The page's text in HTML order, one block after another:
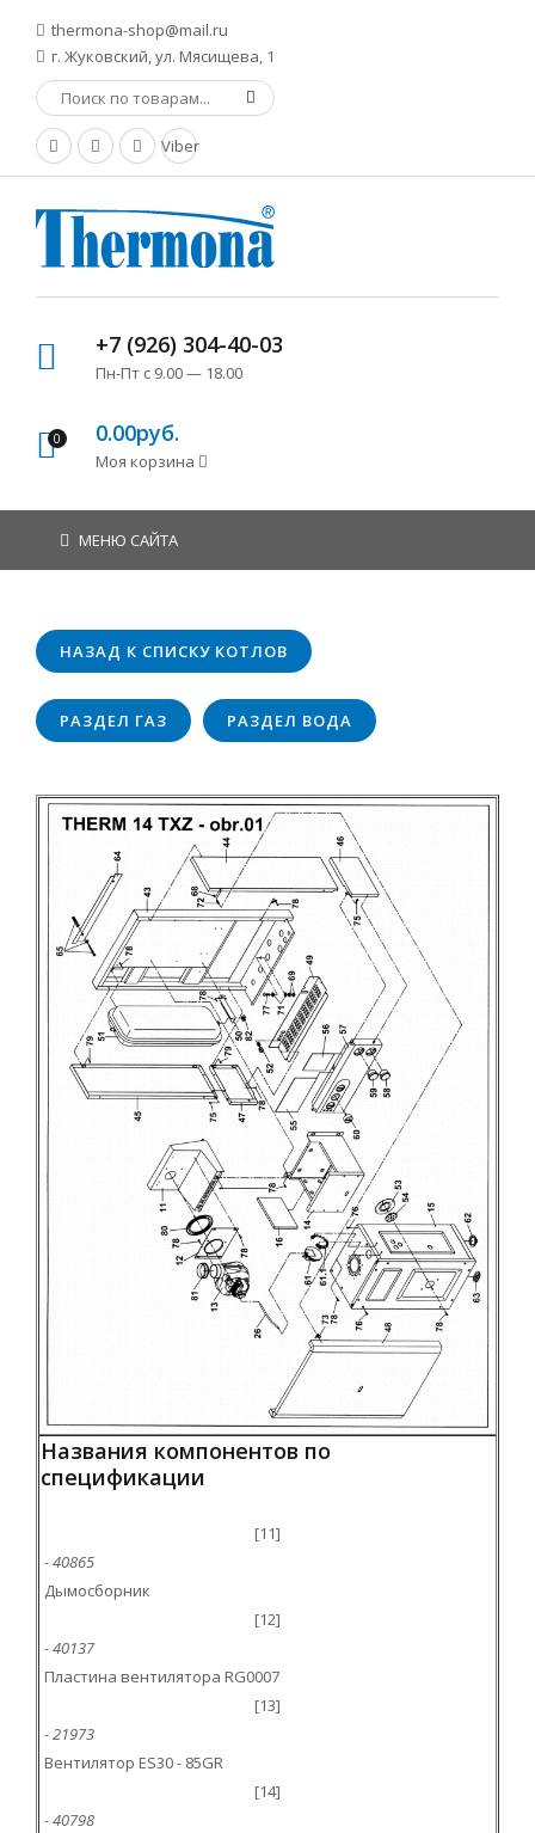
thermona-shop@mail.ru
г. Жуковский, ул. Мясищева, 1
Viber
+7 (926) 304-40-03
Пн-Пт с 9.00 — 18.00
0 0.00руб.
Моя корзина
МЕНЮ САЙТА
Названия компонентов по
спецификации
[11]
- 40865
Дымосборник
[12]
- 40137
Пластина вентилятора RG0007
[13]
- 21973
Вентилятор ES30 - 85GR
[14]
- 40798